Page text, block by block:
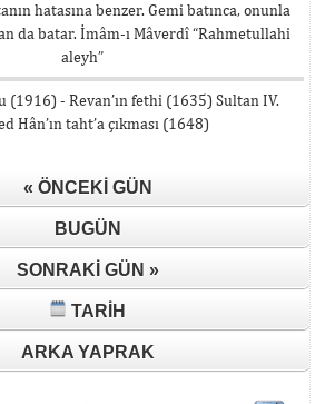
hatasına benzer. Gemi batınca, onunla
da batar. İmâm-ı Mâverdî “Rahmetullahi
aleyh”
- Revan’ın fethi (1635) Sultan IV.
Hân’ın taht’a çıkması (1648)
« ÖNCEKI GÜN
BUGÜN
SONRAKI GÜN »
TARIH
ARKA YAPRAK